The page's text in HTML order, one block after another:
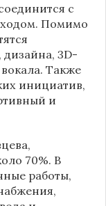
с
Помимо
дизайна, 3D-
Также
инициатив,
и
,
70%. В
работы,